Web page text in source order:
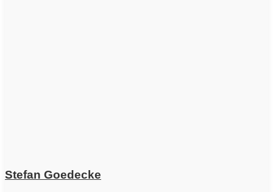
Stefan Goedecke